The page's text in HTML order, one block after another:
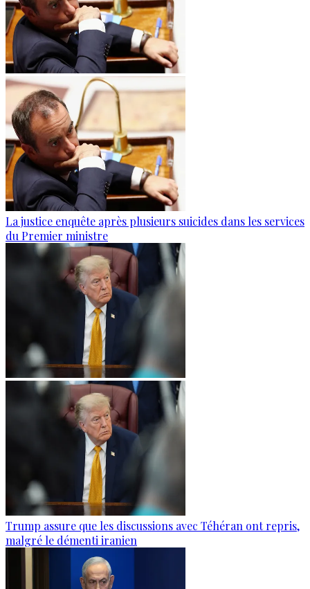
La justice enquête après plusieurs suicides dans les services
du Premier ministre
Trump assure que les discussions avec Téhéran ont repris,
malgré le démenti iranien